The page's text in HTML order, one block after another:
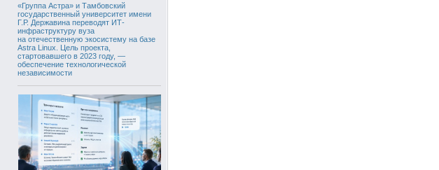
«Группа Астра» и Тамбовский
государственный университет имени
Г.Р. Державина переводят ИТ-
инфраструктуру вуза
на отечественную экосистему на базе
Astra Linux. Цель проекта,
стартовавшего в 2023 году, —
обеспечение технологической
независимости